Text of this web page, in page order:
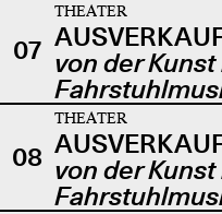
07
THEATER
von der
08
THEATER
von der